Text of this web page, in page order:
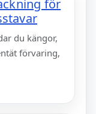
för
du kängor,
förvaring,